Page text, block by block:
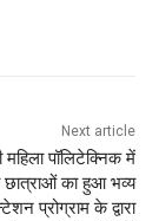
Next article
महिला पॉलिटेक्निक में
छात्राओं का हुआ भव्य
प्रोग्राम के द्वारा